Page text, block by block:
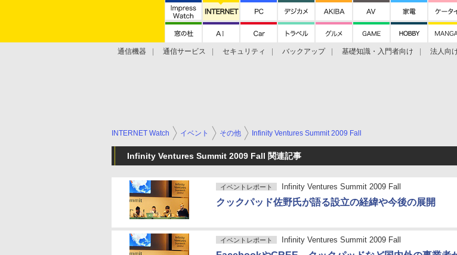
通信機器 通信サービス セキュリティ バックアップ 基礎知識・入門者向け 法人向
INTERNET Watch イベント その他 Infinity Ventures Summit 2009 Fall
Infinity Ventures Summit 2009 Fall 関連記事
イベントレポート Infinity Ventures Summit 2009 Fall
クックパッド佐野氏が語る設立の経緯や今後の展開
イベントレポート Infinity Ventures Summit 2009 Fall